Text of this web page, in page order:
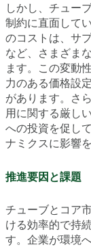
しかし、チュー
制約に直面して
のコストは、サ
など、さまざま
ます。この変動
力のある価格設
があります。さ
用に関する厳し
への投資を促し
ナミクスに影響
推進要因と課題
チューブとコア
ける効率的で持
す。企業が環境